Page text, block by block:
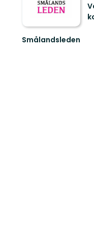
Smålandsleden